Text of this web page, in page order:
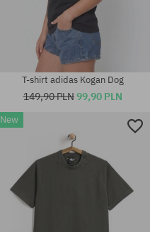
Dostępne rozmiary:
T-shirt adidas Kogan Dog
149,90 PLN99,90 PLN
New